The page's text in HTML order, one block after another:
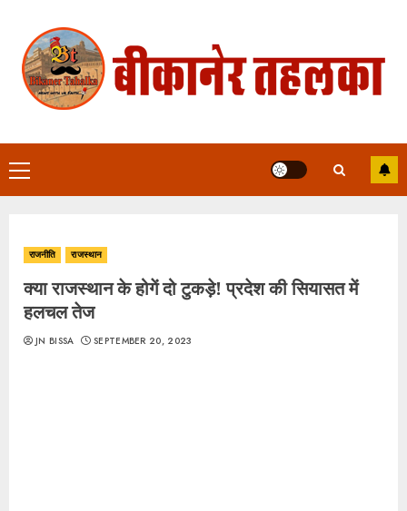
content
Primary
Menu
राजनीति राजस्थान
क्या राजस्थान के होगें दो टुकड़े! प्रदेश की सियासत में
हलचल तेज
JN BISSA SEPTEMBER 20, 2023